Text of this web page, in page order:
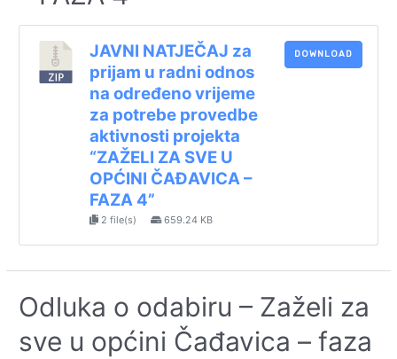
JAVNI NATJEČAJ za
prijam u radni odnos
na određeno vrijeme
za potrebe provedbe
aktivnosti projekta
“ZAŽELI ZA SVE U
OPĆINI ČAĐAVICA –
FAZA 4”
2 file(s) 659.24 KB
DOWNLOAD
Odluka o odabiru – Zaželi za
sve u općini Čađavica – faza